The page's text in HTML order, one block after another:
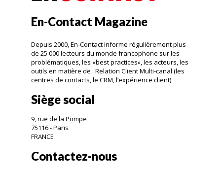
En-Contact Magazine
Depuis 2000, En-Contact informe régulièrement plus
de 25 000 lecteurs du monde francophone sur les
problématiques, les «best practices», les acteurs, les
outils en matière de : Relation Client Multi-canal (les
centres de contacts, le CRM, l’expérience client).
Siège social
9, rue de la Pompe
75116 - Paris
FRANCE
Contactez-nous